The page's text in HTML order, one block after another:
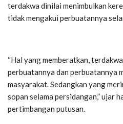
terdakwa dinilai menimbulkan
tidak mengakui perbuatannya
“Hal yang memberatkan,
perbuatannya dan perbuatannya
masyarakat. Sedangkan yang
sopan selama persidangan,” ujar
pertimbangan putusan.